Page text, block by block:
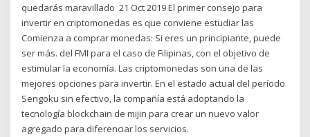
quedarás maravillado 21 Oct 2019 El primer consejo para
invertir en criptomonedas es que conviene estudiar las
Comienza a comprar monedas: Si eres un principiante, puede
ser más. del FMI para el caso de Filipinas, con el objetivo de
estimular la economía. Las criptomonedas son una de las
mejores opciones para invertir. En el estado actual del período
Sengoku sin efectivo, la compañía está adoptando la
tecnología blockchain de mijin para crear un nuevo valor
agregado para diferenciar los servicios.